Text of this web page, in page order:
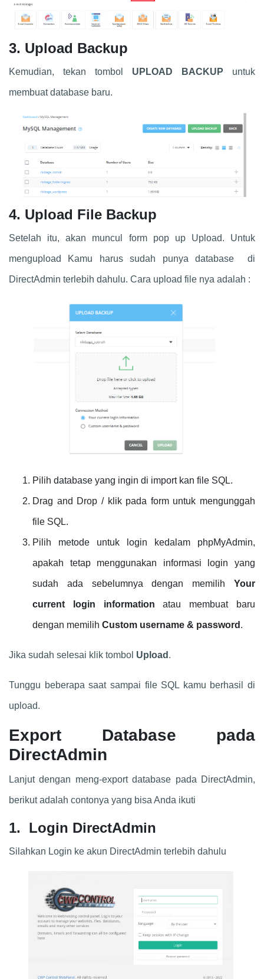
3. Upload Backup
Kemudian, tekan tombol UPLOAD BACKUP untuk
membuat database baru.
4. Upload File Backup
Setelah itu, akan muncul form pop up Upload. Untuk
mengupload Kamu harus sudah punya database di
DirectAdmin terlebih dahulu. Cara upload file nya adalah :
Pilih database yang ingin di import kan file SQL.
Drag and Drop / klik pada form untuk mengunggah
file SQL.
Pilih metode untuk login kedalam phpMyAdmin,
apakah tetap menggunakan informasi login yang
sudah ada sebelumnya dengan memilih Your
current login informationatau membuat baru
dengan memilih Custom username & password .
Jika sudah selesai klik tombol Upload .
Tunggu beberapa saat sampai file SQL kamu berhasil di
upload.
Export Database pada
DirectAdmin
Lanjut dengan meng-export database pada DirectAdmin,
berikut adalah contonya yang bisa Anda ikuti
1. Login DirectAdmin
Silahkan Login ke akun DirectAdmin terlebih dahulu